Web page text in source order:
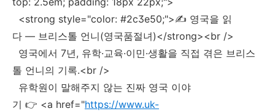
<strong style="color: #2c3e50;">✍️ 영국을 읽
다 — 브리스톨 언니(영국품절녀)</strong><br />
영국에서 7년, 유학·교육·이민·생활을 직접 겪은 브리스
톨 언니의 기록.<br />
유학원이 말해주지 않는 진짜 영국 이야
기 👉 <a href="https://www.uk-